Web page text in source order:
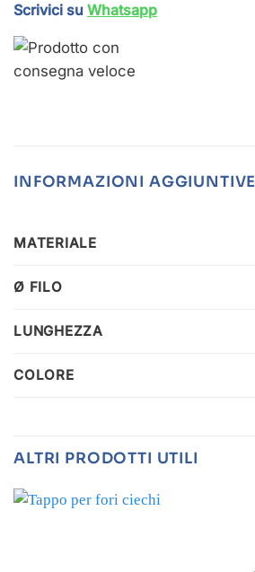
Scrivici su Whatsapp
INFORMAZIONI AGGIUNTIVE
MATERIALE
Ø FILO
LUNGHEZZA
COLORE
ALTRI PRODOTTI UTILI